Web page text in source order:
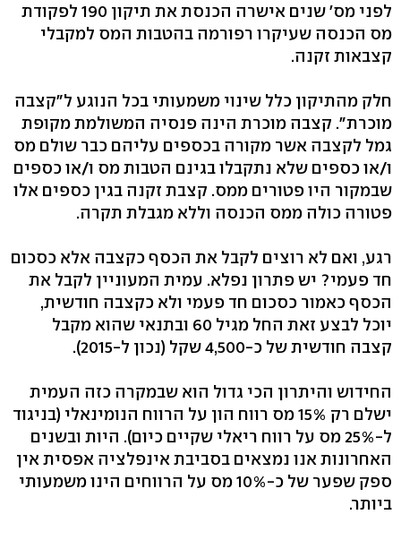
לפני מס' שנים אישרה הכנסת את תיקון 190 לפקודת
מס הכנסה שעיקרו רפורמה בהטבות המס למקבלי
קצבאות זקנה.
חלק מהתיקון כלל שינוי משמעותי בכל הנוגע ל"קצבה
מוכרת". קצבה מוכרת הינה פנסיה המשולמת מקופת
גמל לקצבה אשר מקורה בכספים עליהם כבר שולם מס
ו/או כספים שלא נתקבלו בגינם הטבות מס ו/או כספים
שבמקור היו פטורים ממס. קצבת זקנה בגין כספים אלו
פטורה כולה ממס הכנסה וללא מגבלת תקרה.
רגע, ואם לא רוצים לקבל את הכסף כקצבה אלא כסכום
חד פעמי? יש פתרון נפלא. עמית המעוניין לקבל את
הכסף כאמור כסכום חד פעמי ולא כקצבה חודשית,
יוכל לבצע זאת החל מגיל 60 ובתנאי שהוא מקבל
קצבה חודשית של כ-4,500 שקל (נכון ל-2015).
החידוש והיתרון הכי גדול הוא שבמקרה כזה העמית
ישלם רק 15% מס רווח הון על הרווח הנומינאלי (בניגוד
ל-25% מס על רווח ריאלי שקיים כיום). היות ובשנים
האחרונות אנו נמצאים בסביבת אינפלציה אפסית אין
ספק שפער של כ-10% מס על הרווחים הינו משמעותי
ביותר.